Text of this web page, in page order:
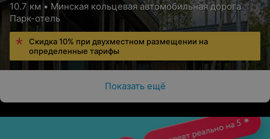
10.7 км • Минская кольцевая автомобильная дорога
Парк-отель
Скидка 10% при двухместном размещении на
определенные тарифы
Показать ещё